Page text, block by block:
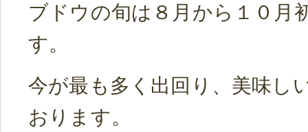
ブドウの旬は８月から１０月
す。
今が最も多く出回り、美味し
おります。